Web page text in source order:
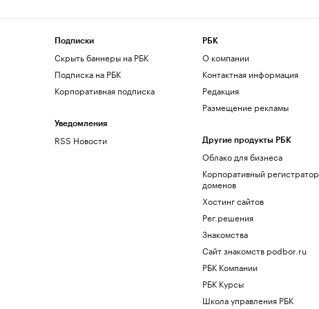
Подписки
Скрыть баннеры на РБК
Подписка на РБК
Корпоративная подписка
Уведомления
RSS Новости
РБК
О компании
Контактная информация
Редакция
Размещение рекламы
Другие продукты РБК
Облако для бизнеса
Корпоративный регистратор
доменов
Хостинг сайтов
Рег.решения
Знакомства
Сайт знакомств podbor.ru
РБК Компании
РБК Курсы
Школа управления РБК